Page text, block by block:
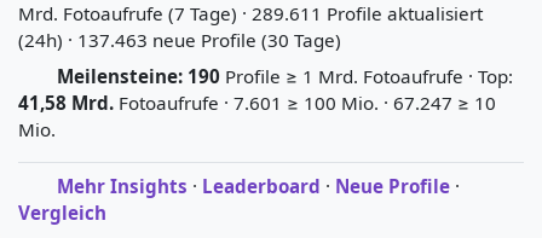
Mrd. Fotoaufrufe (7 Tage) · 289.611 Profile aktualisiert
(24h) · 137.463 neue Profile (30 Tage)
Meilensteine: 190 Profile ≥ 1 Mrd. Fotoaufrufe · Top:
41,58 Mrd. Fotoaufrufe · 7.601 ≥ 100 Mio. · 67.247 ≥ 10
Mio.
Mehr Insights · Leaderboard · Neue Profile ·
Vergleich